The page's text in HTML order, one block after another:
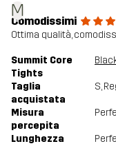
M
Comodissimi
Ottima qualità,
Summit Core
Tights
Taglia
acquistata
S,
Misura
percepita
Lunghezza